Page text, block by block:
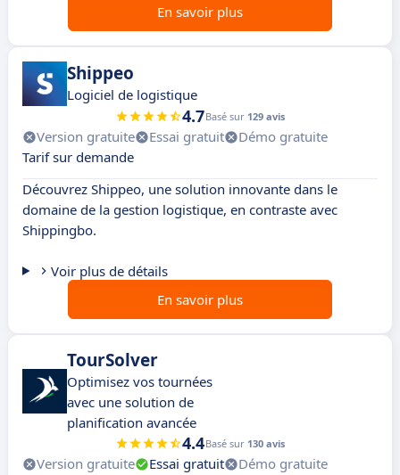
En savoir plus
Shippeo
Logiciel de logistique
4.7Basé sur 129 avis
Version gratuite Essai gratuit
Démo gratuite
Tarif sur demande
Découvrez Shippeo, une solution innovante dans le
domaine de la gestion logistique, en contraste avec
Shippingbo.
Voir plus de détails
En savoir plus
TourSolver
Optimisez vos tournées
avec une solution de
planification avancée
4.4Basé sur 130 avis
Version gratuite Essai gratuit
Démo gratuite